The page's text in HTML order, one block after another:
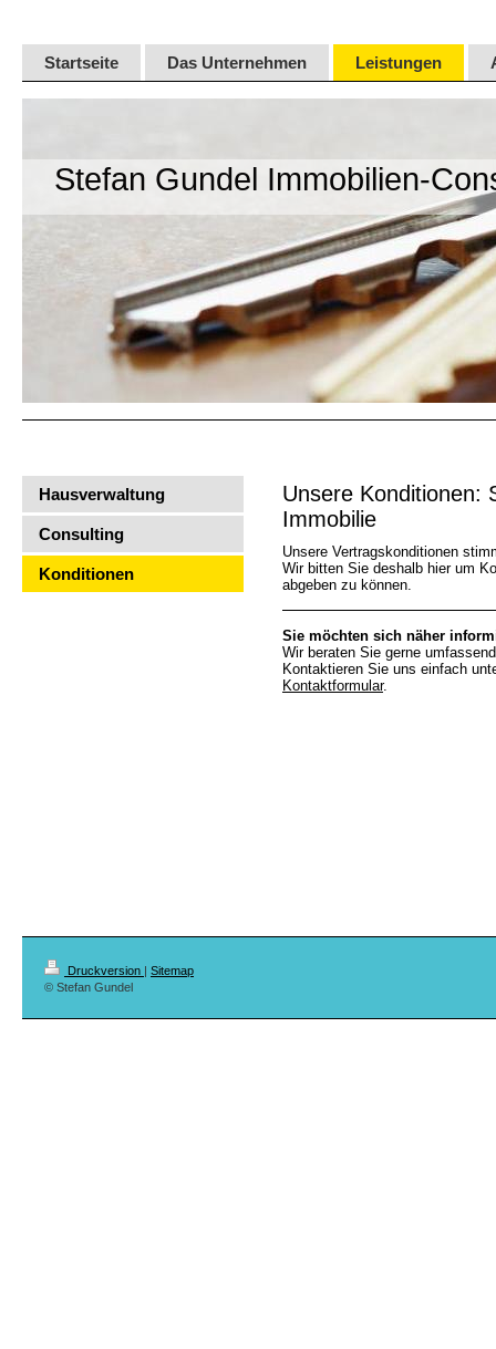
Startseite Das Unternehmen Leistungen
Stefan Gundel Immobilien-
Hausverwaltung
Consulting
Konditionen
Unsere Konditionen:
Immobilie
Unsere Vertragskonditionen
Wir bitten Sie deshalb hier um
abgeben zu können.
Sie möchten sich näher
Wir beraten Sie gerne
Kontaktieren Sie uns einfach
Kontaktformular.
Druckversion | Sitemap
© Stefan Gundel